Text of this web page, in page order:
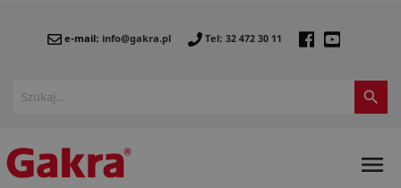
e-mail: info@gakra.pl Tel: 32 472 30 11

